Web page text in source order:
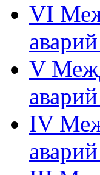
VI
V
IV